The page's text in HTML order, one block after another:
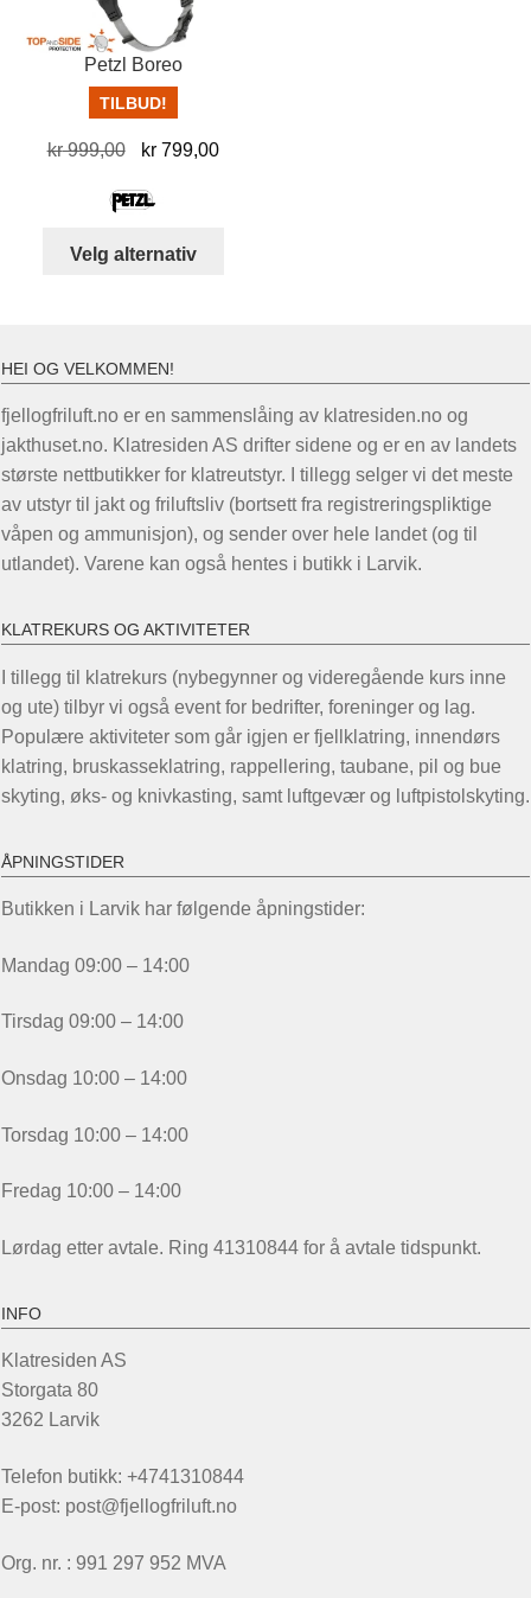
Petzl Boreo
TILBUD!
kr999,00
Opprinnelig
var:
kr 799,00Nåværende
Velg alternativ
Alternativene
kan
velges
på
produktsiden
HEI OG VELKOMMEN!
fjellogfriluft.no er en sammenslåing av klatresiden.no og
jakthuset.no. Klatresiden AS drifter sidene og er en av landets
største nettbutikker for klatreutstyr. I tillegg selger vi det meste
av utstyr til jakt og friluftsliv (bortsett fra registreringspliktige
våpen og ammunisjon), og sender over hele landet (og til
utlandet). Varene kan også hentes i butikk i Larvik.
KLATREKURS OG AKTIVITETER
I tillegg til klatrekurs (nybegynner og videregående kurs inne
og ute) tilbyr vi også event for bedrifter, foreninger og lag.
Populære aktiviteter som går igjen er fjellklatring, innendørs
klatring, bruskasseklatring, rappellering, taubane, pil og bue
skyting, øks- og knivkasting, samt luftgevær og luftpistolskyting.
ÅPNINGSTIDER
Butikken i Larvik har følgende åpningstider:
Mandag 09:00 – 14:00
Tirsdag 09:00 – 14:00
Onsdag 10:00 – 14:00
Torsdag 10:00 – 14:00
Fredag 10:00 – 14:00
Lørdag etter avtale. Ring 41310844 for å avtale tidspunkt.
INFO
Klatresiden AS
Storgata 80
3262 Larvik
Telefon butikk: +4741310844
E-post: post@fjellogfriluft.no
Org. nr. : 991 297 952 MVA